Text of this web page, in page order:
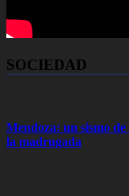
SOCIEDAD
Mendoza: un sismo
la madrugada